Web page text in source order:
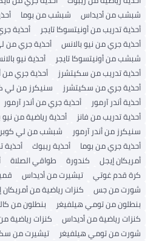
شبشب من أديداس
شبشب من بوما
أحذية تدريب من أونيتسوكا تايجر
أحذية
أحذية جري من نيو بالانس
أحذية جري من
شبشب من أونيتسوكا تايجر
أحذية نيو
أحذية تدريب من سكيتشرز
أحذية جري من
أحذية جري من سكيتشرز
سنيكرز من لي
أحذية أندر آرمور
أحذية جري من أندر آرمور
أحذية تدريب من فانز
أحذية رياضية من نيو
سنيكرز من أندر آرمور
شبشب من لي كوبر
أحذية جري من بوما
أحذية ريبوك أحذية
أمريكان إيجل
كندورة طواقي الصلاة
كرة قدم غوتي
تيشيرت من أديداس
شورت من جس
كنزات رياضية من أمريكان
بنطلون من تومي هيلفيغر
بنطلون من
كنزات رياضية من أديداس
كنزات رياضية
شورت من تومي هيلفيغر
تيشيرت من